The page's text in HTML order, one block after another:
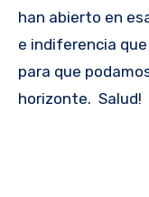
han abierto en
e indiferencia
para que
horizonte. Salud!